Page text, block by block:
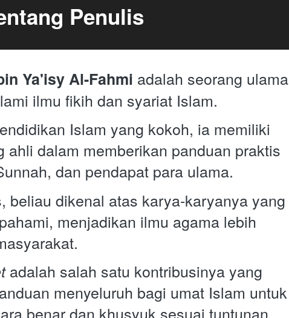
Penulis
Ya'isy Al-Fahmi adalah seorang ulama
ilmu fikih dan syariat Islam.
Islam yang kokoh, ia memiliki
ahli dalam memberikan panduan praktis
dan pendapat para ulama.
beliau dikenal atas karya-karyanya yang
menjadikan ilmu agama lebih
adalah salah satu kontribusinya yang
menyeluruh bagi umat Islam untuk
benar dan khusyuk sesuai tuntunan